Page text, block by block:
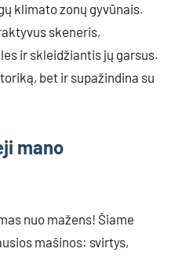
klimato zonų gyvūnais.
skeneris,
ir skleidžiantis jų garsus.
bet ir supažindina su
mano
nuo mažens! Šiame
mašinos: svirtys,